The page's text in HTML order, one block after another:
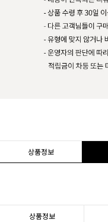
상품정보
상품정보